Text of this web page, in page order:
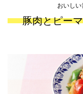
おいし
豚肉とピー